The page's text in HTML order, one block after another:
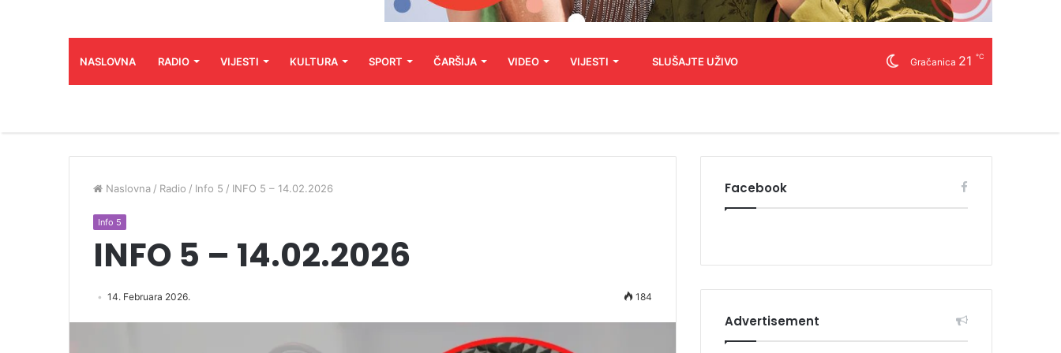
NASLOVNA RADIO VIJESTI KULTURA SPORT ČARŠIJA VIDEO VIJESTI SLUŠAJTE UŽIVO Gračanica 21 ℃
Naslovna / Radio / Info 5 / INFO 5 – 14.02.2026
Info 5
INFO 5 – 14.02.2026
14. Februara 2026. 184
Audio
Facebook
Advertisement